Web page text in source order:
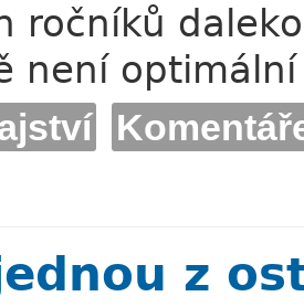
ročníků
není
z